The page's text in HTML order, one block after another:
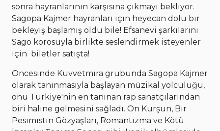
sonra hayranlarının karşısına çıkmayı bekliyor.
Sagopa Kajmer hayranları için heyecan dolu bir
bekleyiş başlamış oldu bile! Efsanevi şarkılarını
Sago korosuyla birlikte seslendirmek isteyenler
için biletler satışta!
Öncesinde Kuvvetmira grubunda Sagopa Kajmer
olarak tanınmasıyla başlayan müzikal yolculuğu,
onu Türkiye'nin en tanınan rap sanatçılarından
biri haline gelmesini sağladı. On Kurşun, Bir
Pesimistin Gözyaşları, Romantizma ve Kötü